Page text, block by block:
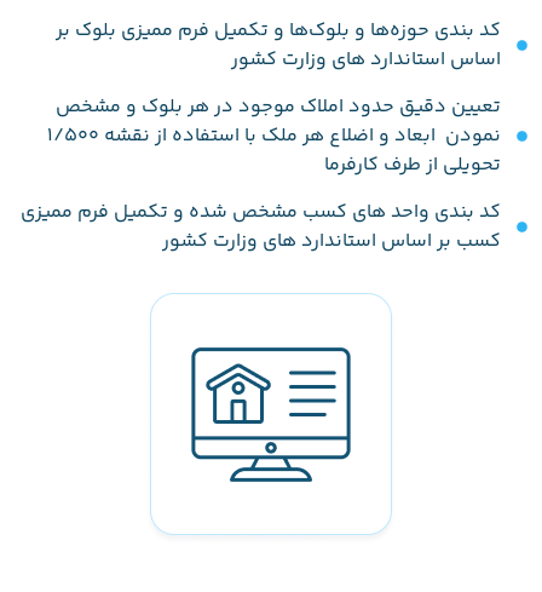
کد بندی حوزه‌ها و بلوک‌ها و تکمیل فرم ممیزی بلوک بر
اساس استاندارد های وزارت کشور
تعیین دقیق حدود املاک موجود در هر بلوک و مشخص
نمودن ابعاد و اضلاع هر ملک با استفاده از نقشه 1/500
تحویلی از طرف کارفرما
کد بندی واحد های کسب مشخص شده و تکمیل فرم ممیزی
کسب بر اساس استاندارد های وزارت کشور